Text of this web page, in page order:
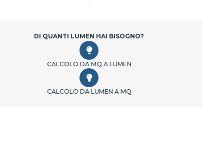
DI QUANTI LUMEN HAI BISOGNO?
CALCOLO DA MQ A LUMEN
CALCOLO DA LUMEN A MQ